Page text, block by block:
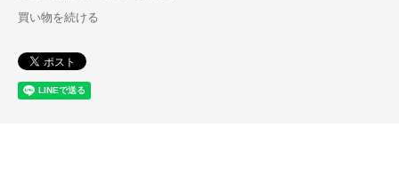
買い物を続ける